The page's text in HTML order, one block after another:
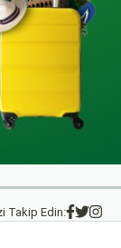
Takip Edin: